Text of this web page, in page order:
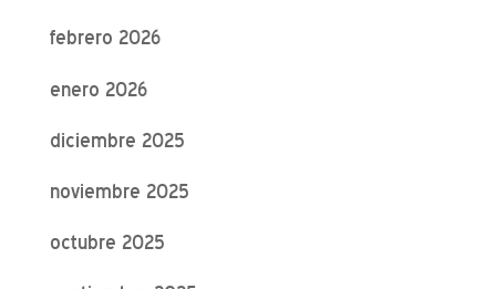
febrero 2026
enero 2026
diciembre 2025
noviembre 2025
octubre 2025